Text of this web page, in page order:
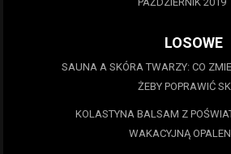
LOSOWE
SAUNA A SKÓRA TWARZY: CO
ŻEBY POPRAWIĆ
KOLASTYNA BALSAM Z
WAKACYJNĄ